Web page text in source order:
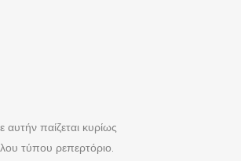
παίζεται κυρίως
τύπου ρεπερτόριο.